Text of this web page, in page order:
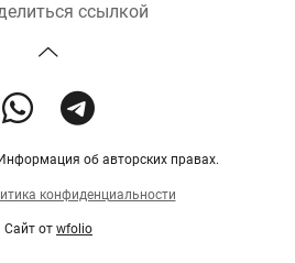
ссылкой
об авторских правах.
конфиденциальности
Сайт от wfolio